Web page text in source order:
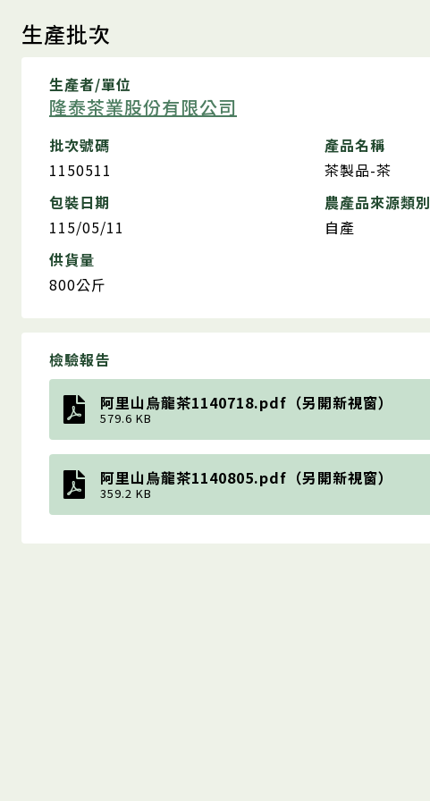
生產批次
生產者/單位
隆泰茶業股份有限公司
批次號碼
1150511
產品名稱
茶製品-茶
包裝日期
115/05/11
農產品來源類別
自產
供貨量
800公斤
檢驗報告
阿里山烏龍茶1140718.pdf（另開新視窗）
579.6 KB
阿里山烏龍茶1140805.pdf（另開新視窗）
359.2 KB